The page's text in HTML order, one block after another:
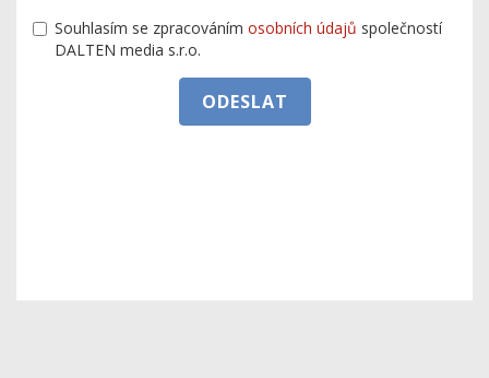
Souhlasím se zpracováním osobních údajů společností
DALTEN media s.r.o.
ODESLAT